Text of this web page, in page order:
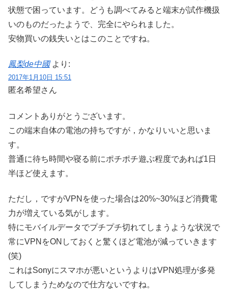
状態で困っています。どうも調べてみると端末が試作機扱
いのものだったようで、完全にやられました。
安物買いの銭失いとはこのことですね。
鳳梨de中國 より:
2017年1月10日 15:51
匿名希望さん
コメントありがとうございます。
この端末自体の電池の持ちですが，かなりいいと思いま
す。
普通に待ち時間や寝る前にポチポチ遊ぶ程度であれば1日
半ほど使えます。
ただし，ですがVPNを使った場合は20%~30%ほど消費電
力が増えている気がします。
特にモバイルデータでプチプチ切れてしまうような状況で
常にVPNをONしておくと驚くほど電池が減っていきます
(笑)
これはSonyにスマホが悪いというよりはVPN処理が多発
してしまうためなので仕方ないですね。